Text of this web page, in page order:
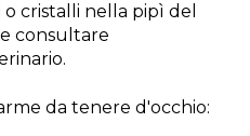
cristalli nella pipì del
consultare
da tenere d'occhio: